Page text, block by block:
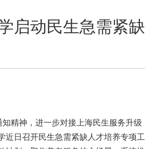
启动民生急需紧缺
精神，进一步对接上海民生服务升级
近日召开民生急需紧缺人才培养专项工